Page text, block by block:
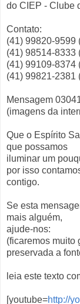
do CIEP - Clube
Contato:
(41) 99820-9599
(41) 98514-8333
(41) 99109-8374
(41) 99821-2381
Mensagem
(imagens da
Que o Espírito
que possamos
iluminar um
por isso
contigo.
Se esta
mais alguém,
ajude-nos:
(ficaremos muito
preservada a
leia este texto
[youtube=http://